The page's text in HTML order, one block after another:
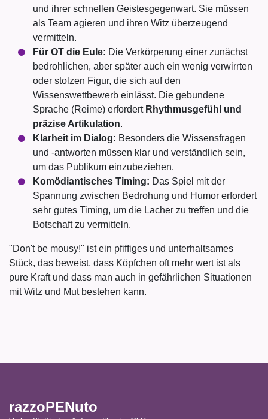
und ihrer schnellen Geistesgegenwart. Sie müssen
als Team agieren und ihren Witz überzeugend
vermitteln.
Für OT die Eule: Die Verkörperung einer zunächst
bedrohlichen, aber später auch ein wenig verwirrten
oder stolzen Figur, die sich auf den
Wissenswettbewerb einlässt. Die gebundene
Sprache (Reime) erfordert Rhythmusgefühl und
präzise Artikulation.
Klarheit im Dialog: Besonders die Wissensfragen
und -antworten müssen klar und verständlich sein,
um das Publikum einzubeziehen.
Komödiantisches Timing: Das Spiel mit der
Spannung zwischen Bedrohung und Humor erfordert
sehr gutes Timing, um die Lacher zu treffen und die
Botschaft zu vermitteln.
"Don't be mousy!" ist ein pfiffiges und unterhaltsames
Stück, das beweist, dass Köpfchen oft mehr wert ist als
pure Kraft und dass man auch in gefährlichen Situationen
mit Witz und Mut bestehen kann.
razzoPENuto